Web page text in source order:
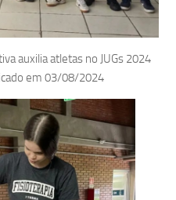
auxilia atletas no JUGs 2024
em 03/08/2024